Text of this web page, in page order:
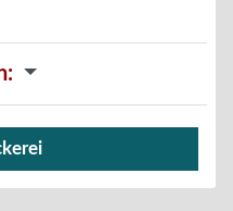
: